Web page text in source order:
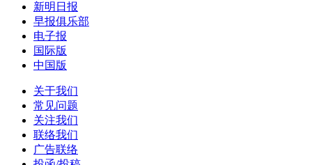
新明日报
早报俱乐部
电子报
国际版
中国版
关于我们
常见问题
关注我们
联络我们
广告联络